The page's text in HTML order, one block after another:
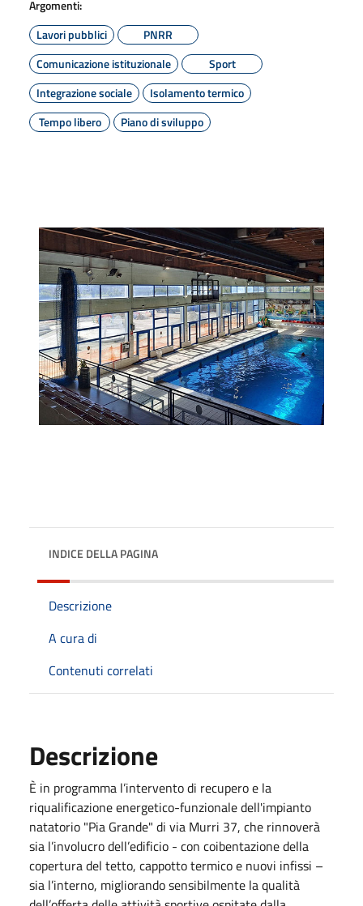
Argomenti:
Lavori pubblici
PNRR
Comunicazione istituzionale
Sport
Integrazione sociale
Isolamento termico
Tempo libero
Piano di sviluppo
INDICE DELLA PAGINA
Descrizione
A cura di
Contenuti correlati
Descrizione
È in programma l’intervento di recupero e la
riqualificazione energetico-funzionale dell'impianto
natatorio "Pia Grande" di via Murri 37, che rinnoverà
sia l’involucro dell’edificio - con coibentazione della
copertura del tetto, cappotto termico e nuovi infissi –
sia l’interno, migliorando sensibilmente la qualità